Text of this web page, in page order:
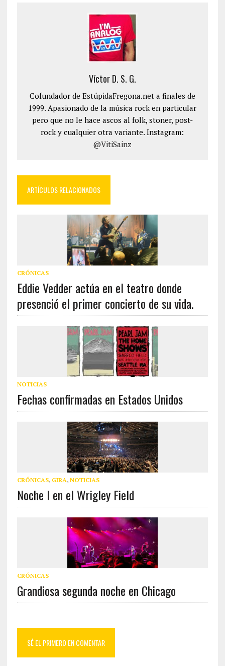
Víctor D. S. G.
Cofundador de EstúpidaFregona.net a finales de
1999. Apasionado de la música rock en particular
pero que no le hace ascos al folk, stoner, post-
rock y cualquier otra variante. Instagram:
@VitiSainz
ARTÍCULOS RELACIONADOS
CRÓNICAS
Eddie Vedder actúa en el teatro donde
presenció el primer concierto de su vida.
NOTICIAS
Fechas confirmadas en Estados Unidos
CRÓNICAS, GIRA, NOTICIAS
Noche I en el Wrigley Field
CRÓNICAS
Grandiosa segunda noche en Chicago
SÉ EL PRIMERO EN COMENTAR